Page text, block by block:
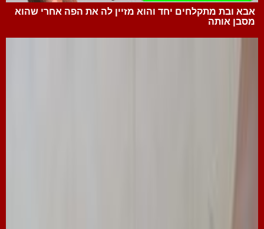
אבא ובת מתקלחים יחד והוא מזיין לה את הפה אחרי שהוא
מסבן אותה